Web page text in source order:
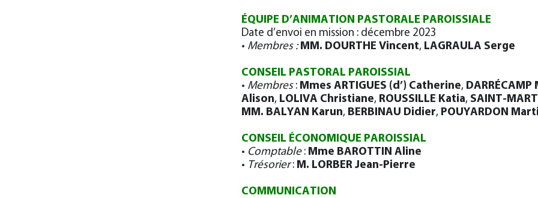
ÉQUIPE D’ANIMATION PASTORALE PAROISSIALE
Date d’envoi en mission : décembre 2023
• Membres : MM. DOURTHE Vincent, LAGRAULA Serge
CONSEIL PASTORAL PAROISSIAL
• Membres: Mmes ARTIGUES (d’) Catherine,
Alison, LOLIVA Christiane, ROUSSILLE Katia, SAINT-
MM. BALYAN Karun, BERBINAU Didier, POUYARDON
CONSEIL ÉCONOMIQUE PAROISSIAL
• Comptable: Mme BAROTTIN Aline
• Trésorier: M. LORBER Jean-Pierre
COMMUNICATION